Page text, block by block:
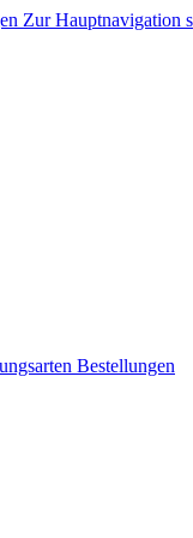
Zur Hauptnavigation
Bestellungen